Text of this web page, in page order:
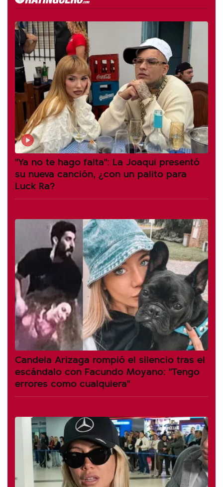
"Ya no te hago falta": La Joaqui presentó
su nueva canción, ¿con un palito para
Luck Ra?
Candela Arizaga rompió el silencio tras el
escándalo con Facundo Moyano: "Tengo
errores como cualquiera"